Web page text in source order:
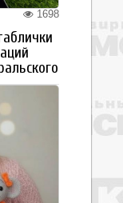
1698